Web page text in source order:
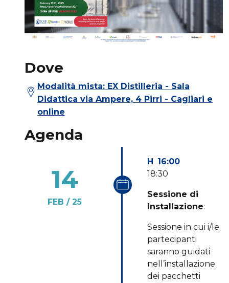
Dove
Modalità mista: EX Distilleria - Sala
Didattica via Ampere, 4 Pirri - Cagliari e
online
Agenda
14
FEB 25
16:00
18:30
Sessione di
Installazione:
Sessione in cui i/le
partecipanti
saranno guidati
nell’installazione
dei pacchetti